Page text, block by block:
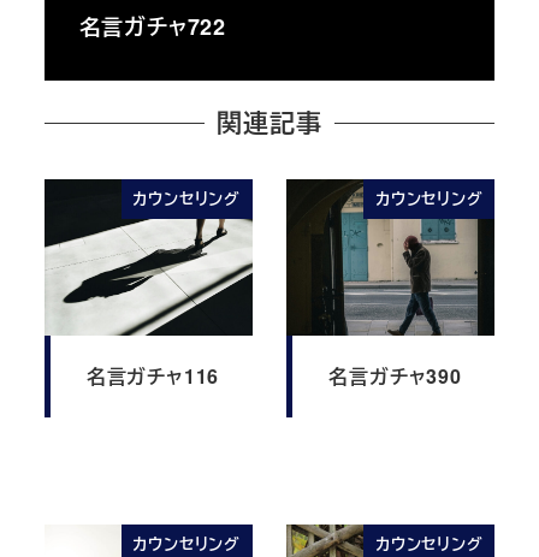
名言ガチャ722
関連記事
カウンセリング
名言ガチャ116
カウンセリング
名言ガチャ390
カウンセリング カウンセリング